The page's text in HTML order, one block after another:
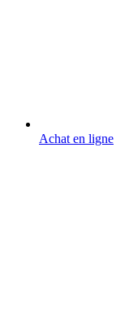
Achat en ligne